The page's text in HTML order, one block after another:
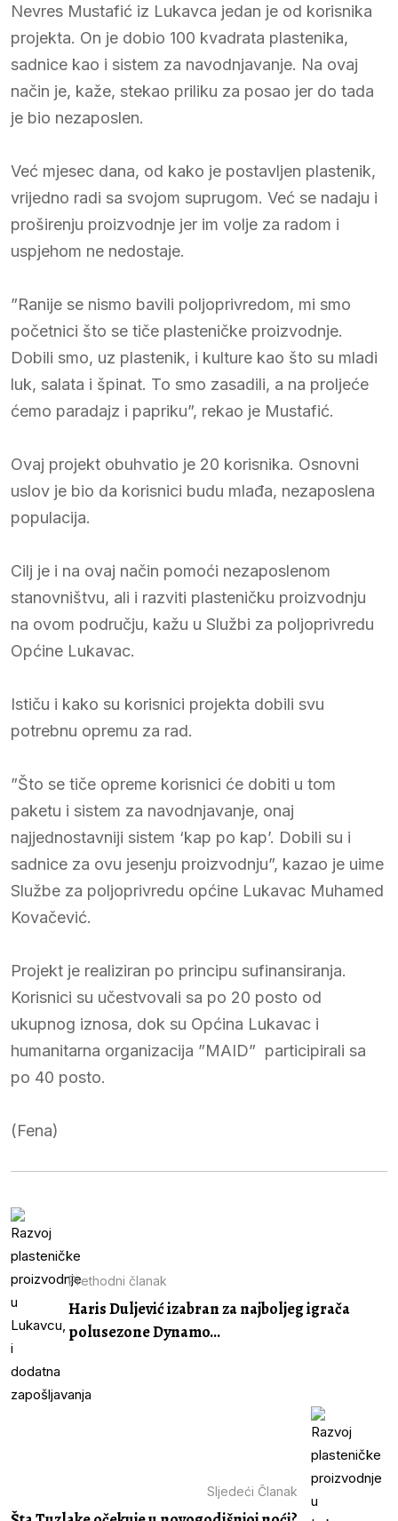
Nevres Mustafić iz Lukavca jedan je od korisnika
projekta. On je dobio 100 kvadrata plastenika,
sadnice kao i sistem za navodnjavanje. Na ovaj
način je, kaže, stekao priliku za posao jer do tada
je bio nezaposlen.
Već mjesec dana, od kako je postavljen plastenik,
vrijedno radi sa svojom suprugom. Već se nadaju i
proširenju proizvodnje jer im volje za radom i
uspjehom ne nedostaje.
”Ranije se nismo bavili poljoprivredom, mi smo
početnici što se tiče plasteničke proizvodnje.
Dobili smo, uz plastenik, i kulture kao što su mladi
luk, salata i špinat. To smo zasadili, a na proljeće
ćemo paradajz i papriku”, rekao je Mustafić.
Ovaj projekt obuhvatio je 20 korisnika. Osnovni
uslov je bio da korisnici budu mlađa, nezaposlena
populacija.
Cilj je i na ovaj način pomoći nezaposlenom
stanovništvu, ali i razviti plasteničku proizvodnju
na ovom području, kažu u Službi za poljoprivredu
Općine Lukavac.
Ističu i kako su korisnici projekta dobili svu
potrebnu opremu za rad.
”Što se tiče opreme korisnici će dobiti u tom
paketu i sistem za navodnjavanje, onaj
najjednostavniji sistem ‘kap po kap’. Dobili su i
sadnice za ovu jesenju proizvodnju”, kazao je uime
Službe za poljoprivredu općine Lukavac Muhamed
Kovačević.
Projekt je realiziran po principu sufinansiranja.
Korisnici su učestvovali sa po 20 posto od
ukupnog iznosa, dok su Općina Lukavac i
humanitarna organizacija ”MAID” participirali sa
po 40 posto.
(Fena)
Prethodni članak
Haris Duljević izabran za najboljeg igrača
polusezone Dynamo...
Sljedeći Članak